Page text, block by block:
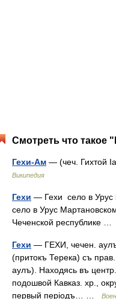
Смотреть что такое
Гехи-Ам — (чеч. Гихтой
Википедия
Гехи — Гехи село в Урус
село в Урус
Чеченской республике …
Гехи — ГЕХИ, чечен.
(притокъ Терека) съ
аулъ). Находясь въ
подошвой Кавказ. хр.,
первый періодъ… …